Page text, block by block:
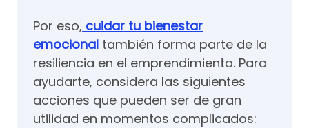
Por eso, cuidar tu bienestar
emocional también forma parte de la
resiliencia en el emprendimiento. Para
ayudarte, considera las siguientes
acciones que pueden ser de gran
utilidad en momentos complicados: